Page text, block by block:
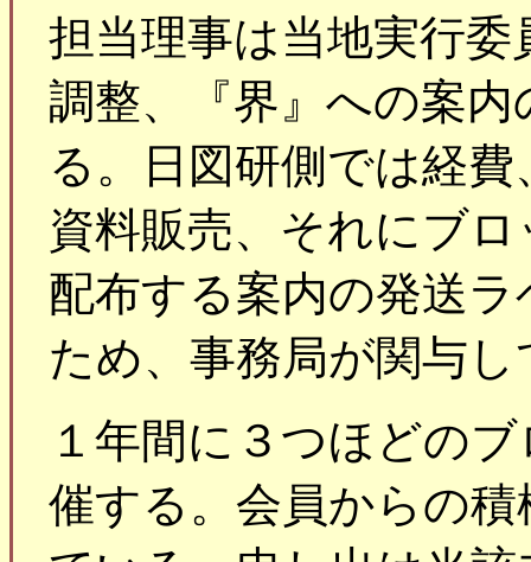
担当理事は当地実行
調整、『界』への案
る。日図研側では経
資料販売、それにブ
配布する案内の発送
ため、事務局が関与
１年間に３つほどの
催する。会員からの